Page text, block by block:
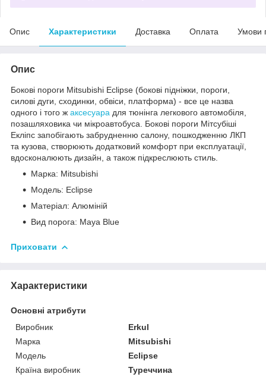
Опис Характеристики Доставка Оплата Умови
Опис
Бокові пороги Mitsubishi Eclipse (бокові підніжки, пороги,
силові дуги, сходинки, обвіси, платформа) - все це назва
одного і того ж аксесуара для тюнінга легкового автомобіля,
позашляховика чи мікроавтобуса. Бокові пороги Мітсубіші
Екліпс запобігають забрудненню салону, пошкодженню ЛКП
та кузова, створюють додатковий комфорт при експлуатації,
вдосконалюють дизайн, а також підкреслюють стиль.
Марка: Mitsubishi
Модель: Eclipse
Матеріал: Алюміній
Вид порога: Maya Blue
Приховати
Характеристики
Основні атрибути
Виробник
Erkul
Марка
Mitsubishi
Модель
Eclipse
Країна виробник
Туреччина